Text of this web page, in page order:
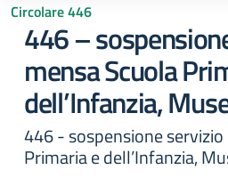
Circolare 446
446 –
mensa Scuola
dell’Infanzia,
446 - sospensione
Primaria e dell’Infanzia,